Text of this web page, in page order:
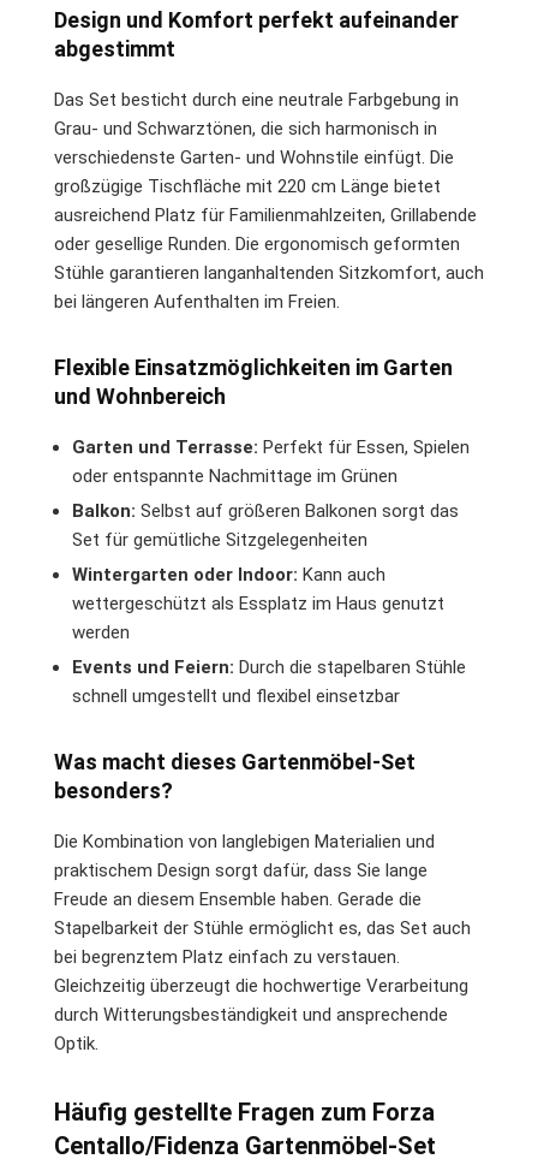
Design und Komfort perfekt aufeinander
abgestimmt
Das Set besticht durch eine neutrale Farbgebung in
Grau- und Schwarztönen, die sich harmonisch in
verschiedenste Garten- und Wohnstile einfügt. Die
großzügige Tischfläche mit 220 cm Länge bietet
ausreichend Platz für Familienmahlzeiten, Grillabende
oder gesellige Runden. Die ergonomisch geformten
Stühle garantieren langanhaltenden Sitzkomfort, auch
bei längeren Aufenthalten im Freien.
Flexible Einsatzmöglichkeiten im Garten
und Wohnbereich
Garten und Terrasse: Perfekt für Essen, Spielen
oder entspannte Nachmittage im Grünen
Balkon: Selbst auf größeren Balkonen sorgt das
Set für gemütliche Sitzgelegenheiten
Wintergarten oder Indoor: Kann auch
wettergeschützt als Essplatz im Haus genutzt
werden
Events und Feiern: Durch die stapelbaren Stühle
schnell umgestellt und flexibel einsetzbar
Was macht dieses Gartenmöbel-Set
besonders?
Die Kombination von langlebigen Materialien und
praktischem Design sorgt dafür, dass Sie lange
Freude an diesem Ensemble haben. Gerade die
Stapelbarkeit der Stühle ermöglicht es, das Set auch
bei begrenztem Platz einfach zu verstauen.
Gleichzeitig überzeugt die hochwertige Verarbeitung
durch Witterungsbeständigkeit und ansprechende
Optik.
Häufig gestellte Fragen zum Forza
Centallo/Fidenza Gartenmöbel-Set